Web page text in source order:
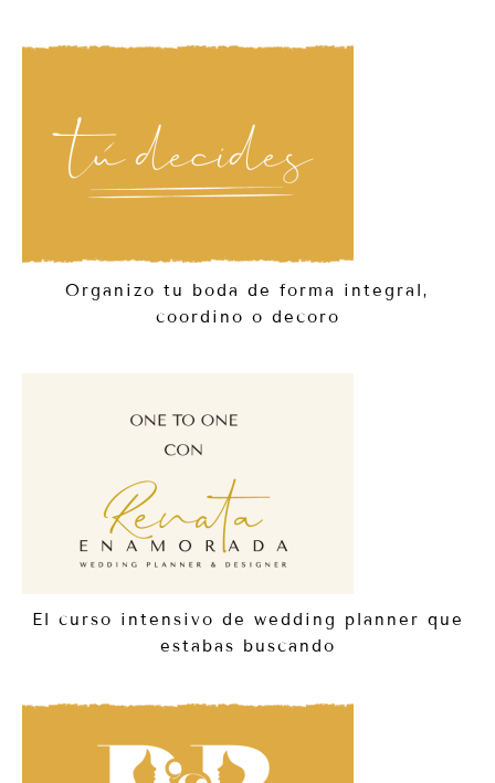
Organizo tu boda de forma integral,
coordino o decoro
El curso intensivo de wedding planner que
estabas buscando